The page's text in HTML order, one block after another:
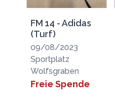
FM 14 - Adidas
(Turf)
09/08/2023
Sportplatz
Wolfsgraben
Freie Spende